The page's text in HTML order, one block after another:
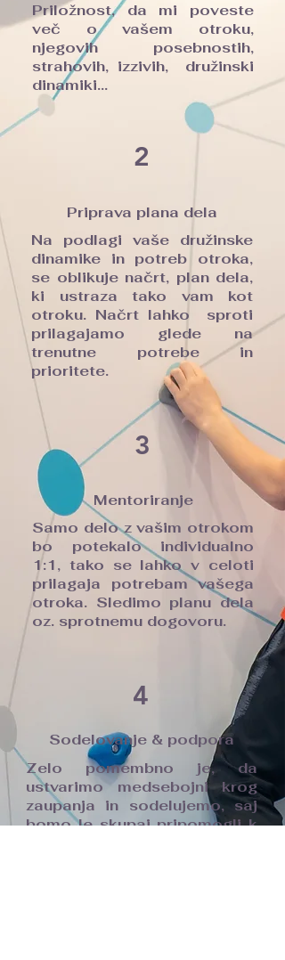
Priložnost, da mi poveste
več o vašem otroku,
njegovih posebnostih,
strahovih, izzivih, družinski
dinamiki...
2
Priprava plana dela
Na podlagi vaše družinske
dinamike in potreb otroka,
se oblikuje načrt, plan dela,
ki ustraza tako vam kot
otroku. Načrt lahko sproti
prilagajamo glede na
trenutne potrebe in
prioritete.
3
Mentoriranje
Samo delo z vašim otrokom
bo potekalo individualno
1:1, tako se lahko v celoti
prilagaja potrebam vašega
otroka. Sledimo planu dela
oz. sprotnemu dogovoru.
4
Sodelovanje & podpora
Zelo pomembno je, da
ustvarimo medsebojni krog
zaupanja in sodelujemo, saj
bomo le skupaj pripomogli k